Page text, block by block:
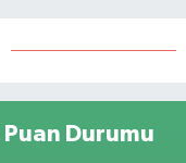
Durumu